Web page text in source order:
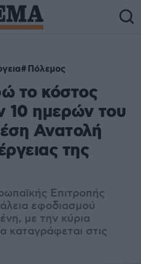
Πόλεμος
το κόστος
10 ημερών του
Ανατολή
της
Επιτροπής
εφοδιασμού
με την κύρια
καταγράφεται στις